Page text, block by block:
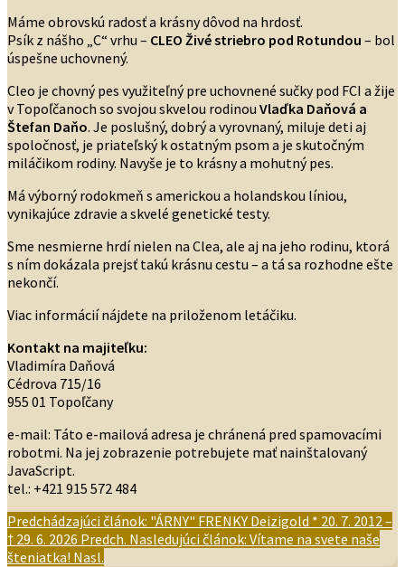
Máme obrovskú radosť a krásny dôvod na hrdosť.
Psík z nášho „C“ vrhu – CLEO Živé striebro pod Rotundou – bol
úspešne uchovnený.
Cleo je chovný pes využiteľný pre uchovnené sučky pod FCI a žije
v Topoľčanoch so svojou skvelou rodinou Vlaďka Daňová a
Štefan Daňo. Je poslušný, dobrý a vyrovnaný, miluje deti aj
spoločnosť, je priateľský k ostatným psom a je skutočným
miláčikom rodiny. Navyše je to krásny a mohutný pes.
Má výborný rodokmeň s americkou a holandskou líniou,
vynikajúce zdravie a skvelé genetické testy.
Sme nesmierne hrdí nielen na Clea, ale aj na jeho rodinu, ktorá
s ním dokázala prejsť takú krásnu cestu – a tá sa rozhodne ešte
nekončí.
Viac informácií nájdete na priloženom letáčiku.
Kontakt na majiteľku:
Vladimíra Daňová
Cédrova 715/16
955 01 Topoľčany
e-mail: Táto e-mailová adresa je chránená pred spamovacími
robotmi. Na jej zobrazenie potrebujete mať nainštalovaný
JavaScript.
tel.: +421 915 572 484
Predchádzajúci článok: "ÁRNY" FRENKY Deizigold * 20. 7. 2012 –
† 29. 6. 2026 Predch. Nasledujúci článok: Vítame na svete naše
šteniatka! Nasl.